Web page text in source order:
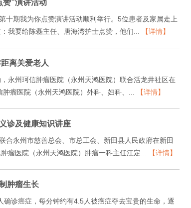
赞”演讲活动
期我为你点赞演讲活动顺利举行。5位患者及家属走上
我要给陈磊主任、唐海湾护士点赞，他们...
【详情】
离关爱老人
永州珂信肿瘤医院（永州天鸿医院）联合活龙井社区在
瘤医院（永州天鸿医院）外科、妇科、...
【详情】
诊及健康知识讲座
合永州市慈善总会、市总工会、新田县人民政府在新田
瘤医院（永州天鸿医院）肿瘤一科主任江定...
【详情】
肿瘤生长
诊癌症，每分钟约有4.5人被癌症夺去宝贵的生命，逐